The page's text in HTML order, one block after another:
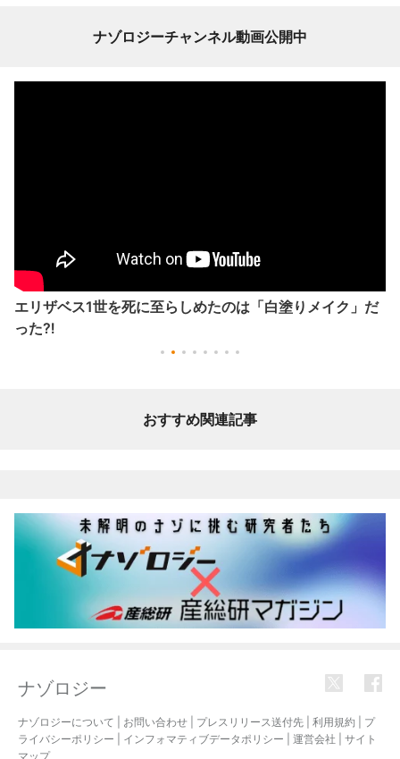
ナゾロジーチャンネル動画公開中
エリザベス1世を死に至らしめたのは「白塗りメイク」だ
った⁈
おすすめ関連記事
ナゾロジー
ナゾロジーについて お問い合わせ プレスリリース送付先 利用規約
プ
ライバシーポリシー
インフォマティブデータポリシー 運営会社
サイト
マップ